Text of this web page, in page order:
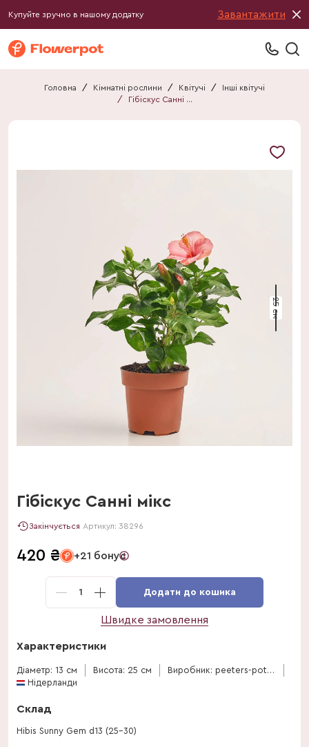
Купуйте зручно в нашому додатку Завантажити
Головна / Кімнатні рослини / Квітучі /
Інші квітучі
/
Гібіскус Санні мікс
25 см
Гібіскус Санні мікс
Закінчується Артикул: 38296
420 ₴ +21 бонус
1 Додати до кошика
Швидке замовлення
Характеристики
Діаметр: 13 см Висота: 25 см
Виробник: peeters-potplanten-bv
Нідерланди
Склад
Hibis Sunny Gem d13 (25-30)